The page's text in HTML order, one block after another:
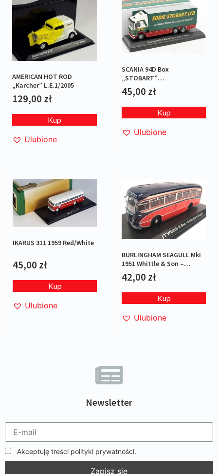
Newsletter
Akceptuję treści polityki prywatności.
AMERICAN HOT ROD
„Karcher” L.E.1/2005
129,00 zł
Kup
Ulubione
SCANIA 94D Box
„STOBART”
Green/Red/White
45,00 zł
Kup
Ulubione
IKARUS 311 1959 Red/White
45,00 zł
Kup
Ulubione
BURLINGHAM SEAGULL MkI
1951 Whittle & Son –
Red/Blue
42,00 zł
Kup
Ulubione